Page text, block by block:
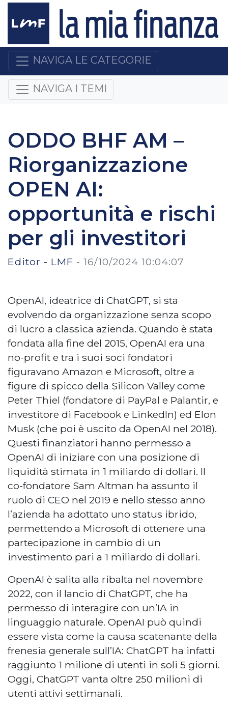
NAVIGA LE CATEGORIE
NAVIGA I TEMI
ODDO BHF AM –
Riorganizzazione
OPEN AI:
opportunità e rischi
per gli investitori
Editor - LMF - 16/10/2024 10:04:07
OpenAI, ideatrice di ChatGPT, si sta
evolvendo da organizzazione senza scopo
di lucro a classica azienda. Quando è stata
fondata alla fine del 2015, OpenAI era una
no-profit e tra i suoi soci fondatori
figuravano Amazon e Microsoft, oltre a
figure di spicco della Silicon Valley come
Peter Thiel (fondatore di PayPal e Palantir, e
investitore di Facebook e LinkedIn) ed Elon
Musk (che poi è uscito da OpenAI nel 2018).
Questi finanziatori hanno permesso a
OpenAI di iniziare con una posizione di
liquidità stimata in 1 miliardo di dollari. Il
co-fondatore Sam Altman ha assunto il
ruolo di CEO nel 2019 e nello stesso anno
l’azienda ha adottato uno status ibrido,
permettendo a Microsoft di ottenere una
partecipazione in cambio di un
investimento pari a 1 miliardo di dollari.
OpenAI è salita alla ribalta nel novembre
2022, con il lancio di ChatGPT, che ha
permesso di interagire con un’IA in
linguaggio naturale. OpenAI può quindi
essere vista come la causa scatenante della
frenesia generale sull’IA: ChatGPT ha infatti
raggiunto 1 milione di utenti in soli 5 giorni.
Oggi, ChatGPT vanta oltre 250 milioni di
utenti attivi settimanali.